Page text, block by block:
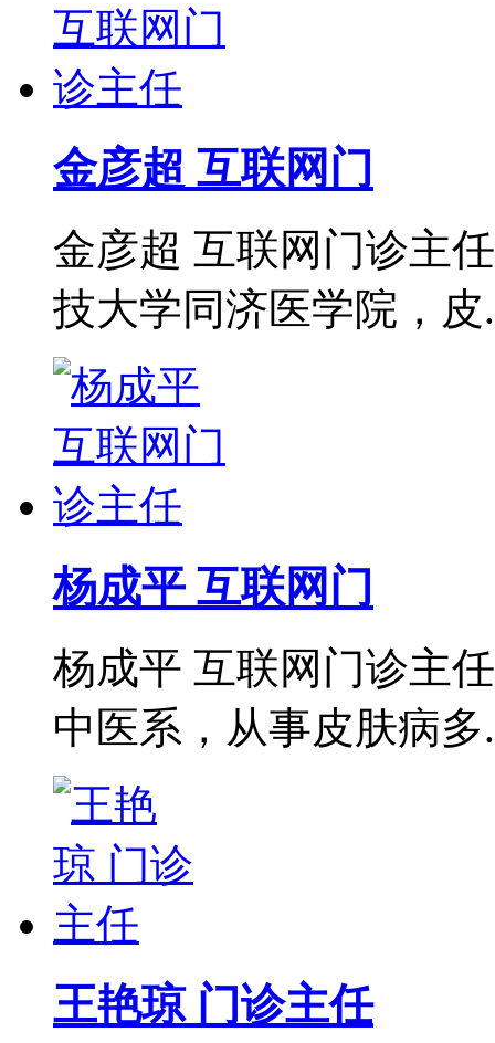
金彦超 互联网门
金彦超 互联网门诊主
技大学同济医学院，皮
杨成平 互联网门
杨成平 互联网门诊主
中医系，从事皮肤病多
王艳琼 门诊主任